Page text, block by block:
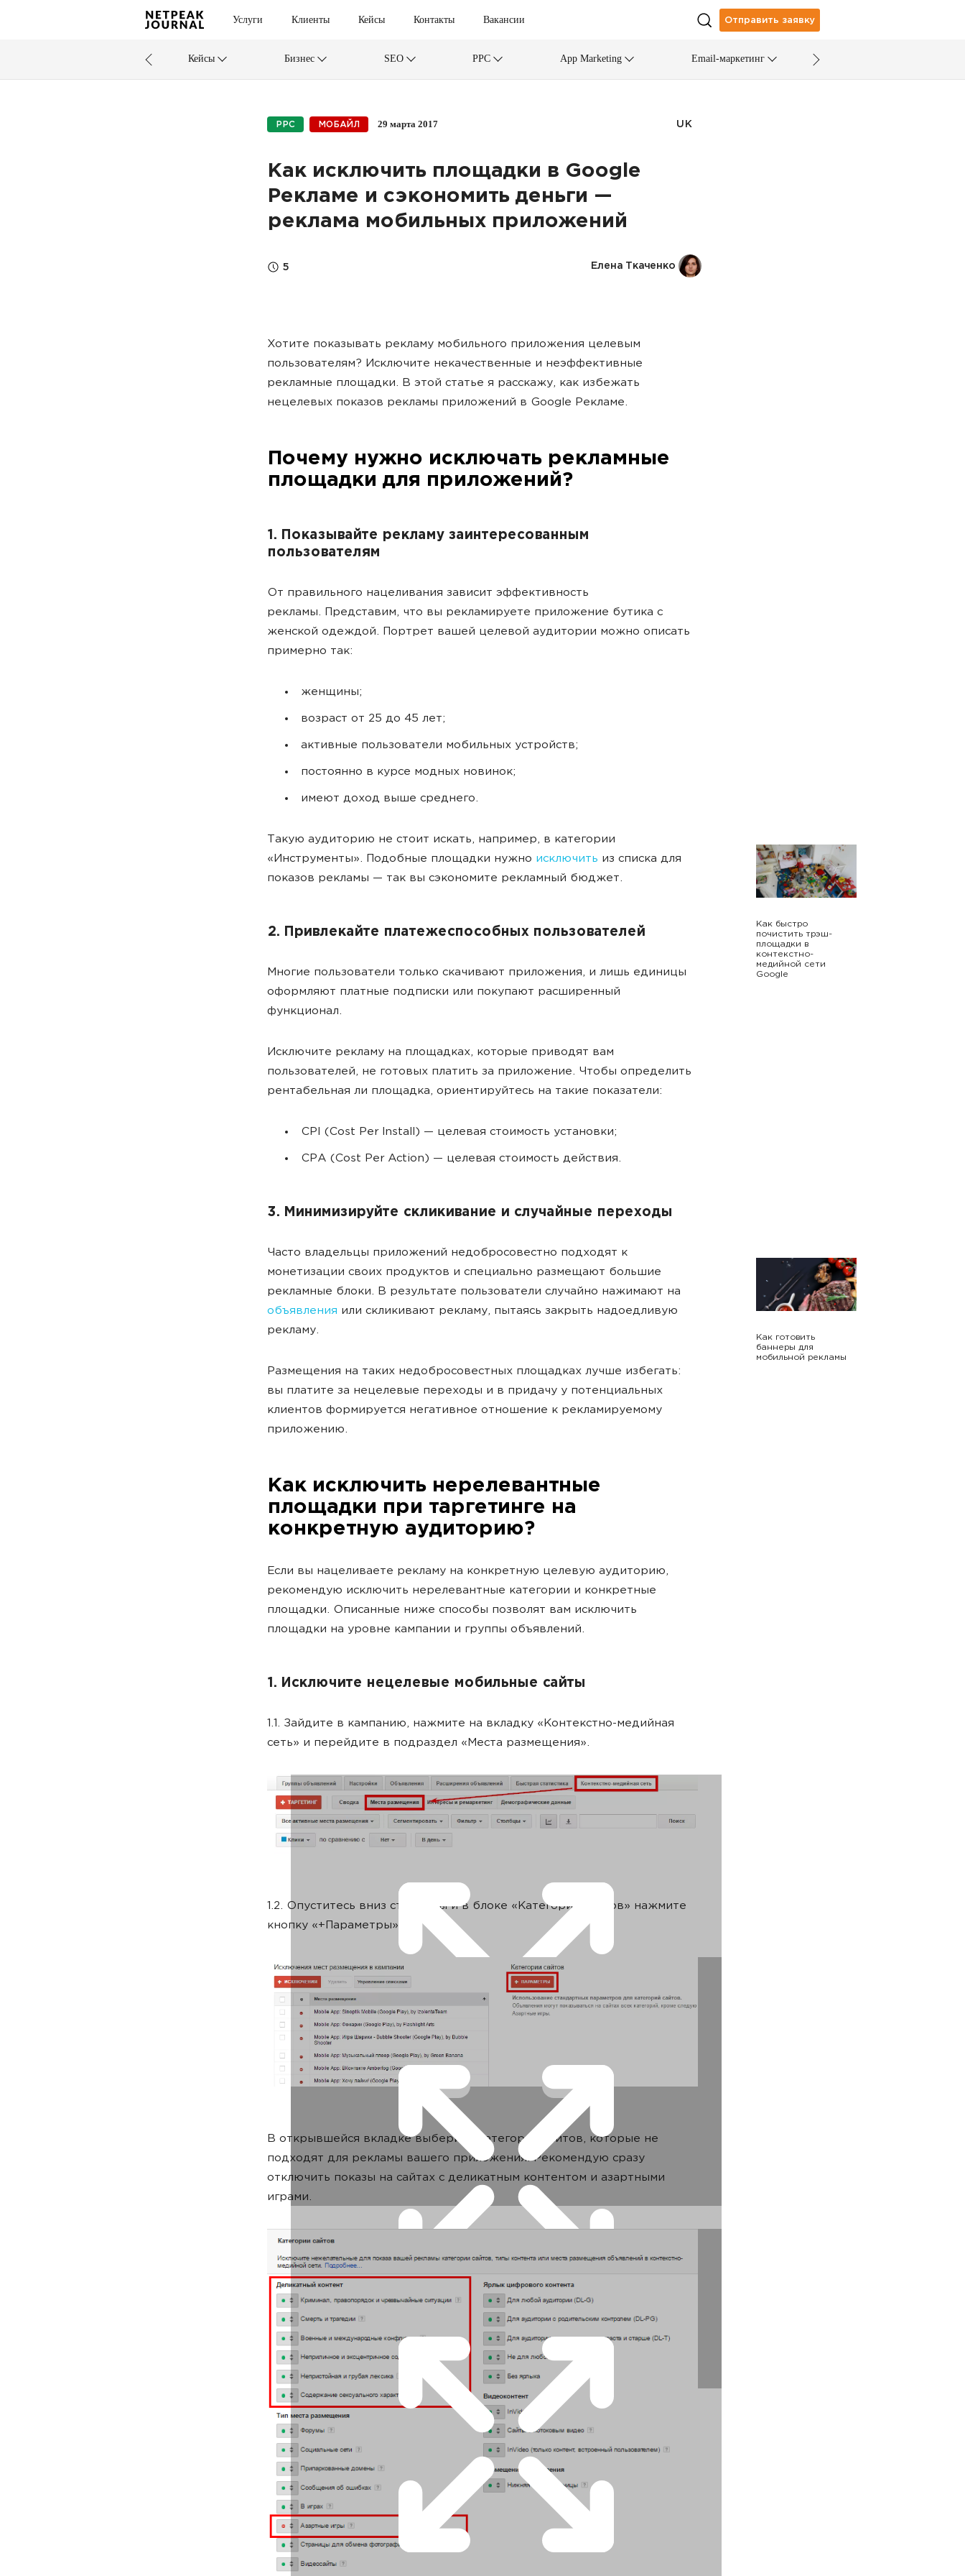
Услуги Клиенты Кейсы Контакты Вакансии Отправить заявку
Кейсы Бизнес SEO PPC App Marketing Email-маркетинг
PPC МОБАЙЛ 29 марта 2017 UK
Как исключить площадки в Google
Рекламе и сэкономить деньги —
реклама мобильных приложений
5 Елена Ткаченко
Хотите показывать рекламу мобильного приложения целевым
пользователям? Исключите некачественные и неэффективные
рекламные площадки. В этой статье я расскажу, как избежать
нецелевых показов рекламы приложений в Google Рекламе.
Почему нужно исключать рекламные
площадки для приложений?
1. Показывайте рекламу заинтересованным
пользователям
От правильного нацеливания зависит эффективность
рекламы. Представим, что вы рекламируете приложение бутика с
женской одеждой. Портрет вашей целевой аудитории можно описать
примерно так:
женщины;
возраст от 25 до 45 лет;
активные пользователи мобильных устройств;
постоянно в курсе модных новинок;
имеют доход выше среднего.
Как быстро
почистить трэш-
площадки в
контекстно-
медийной сети
Google
Такую аудиторию не стоит искать, например, в категории
«Инструменты». Подобные площадки нужно исключить из списка для
показов рекламы — так вы сэкономите рекламный бюджет.
2. Привлекайте платежеспособных пользователей
Многие пользователи только скачивают приложения, и лишь единицы
оформляют платные подписки или покупают расширенный
функционал.
Исключите рекламу на площадках, которые приводят вам
пользователей, не готовых платить за приложение. Чтобы определить
рентабельная ли площадка, ориентируйтесь на такие показатели:
CPI (Cost Per Install) — целевая стоимость установки;
CPA (Cost Per Action) — целевая стоимость действия.
3. Минимизируйте скликивание и случайные переходы
Как готовить
баннеры для
мобильной рекламы
Часто владельцы приложений недобросовестно подходят к
монетизации своих продуктов и специально размещают большие
рекламные блоки. В результате пользователи случайно нажимают на
объявления или скликивают рекламу, пытаясь закрыть надоедливую
рекламу.
Размещения на таких недобросовестных площадках лучше избегать:
вы платите за нецелевые переходы и в придачу у потенциальных
клиентов формируется негативное отношение к рекламируемому
приложению.
Как исключить нерелевантные
площадки при таргетинге на
конкретную аудиторию?
Если вы нацеливаете рекламу на конкретную целевую аудиторию,
рекомендую исключить нерелевантные категории и конкретные
площадки. Описанные ниже способы позволят вам исключить
площадки на уровне кампании и группы объявлений.
1. Исключите нецелевые мобильные сайты
1.1. Зайдите в кампанию, нажмите на вкладку «Контекстно-медийная
сеть» и перейдите в подраздел «Места размещения».
1.2. Опуститесь вниз страницы и в блоке «Категории сайтов» нажмите
кнопку «+Параметры».
В открывшейся вкладке выберите категории сайтов, которые не
подходят для рекламы вашего приложения. Рекомендую сразу
отключить показы на сайтах с деликатным контентом и азартными
играми.